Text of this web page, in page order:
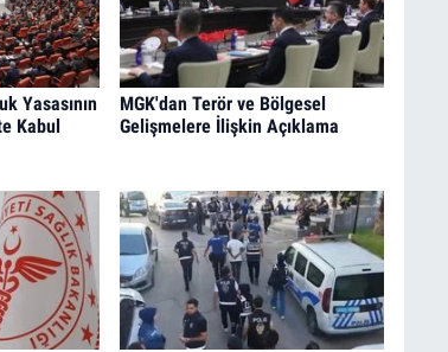
Yasasının
Kabul
MGK'dan Terör ve Bölgesel
Gelişmelere İlişkin Açıklama